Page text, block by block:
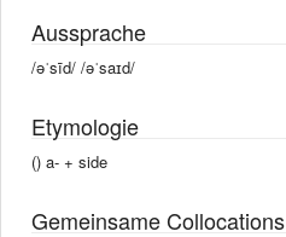
Aussprache
/əˈsīd/ /əˈsaɪd/
Etymologie
() a- +‎ side
Gemeinsame Collocations